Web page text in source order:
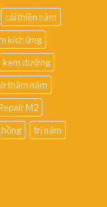
cải thiện nám
kích ứng
kem dưỡng
thâm nám
M2
trị nám